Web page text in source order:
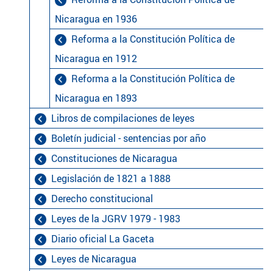
Libros de compilaciones de leyes
Boletín judicial - sentencias por año
Constituciones de Nicaragua
Nicaragua en 1936
Reforma a la Constitución Política de
Nicaragua en 1912
Reforma a la Constitución Política de
Nicaragua en 1893
Legislación de 1821 a 1888
Derecho constitucional
Leyes de la JGRV 1979 - 1983
Diario oficial La Gaceta
Leyes de Nicaragua